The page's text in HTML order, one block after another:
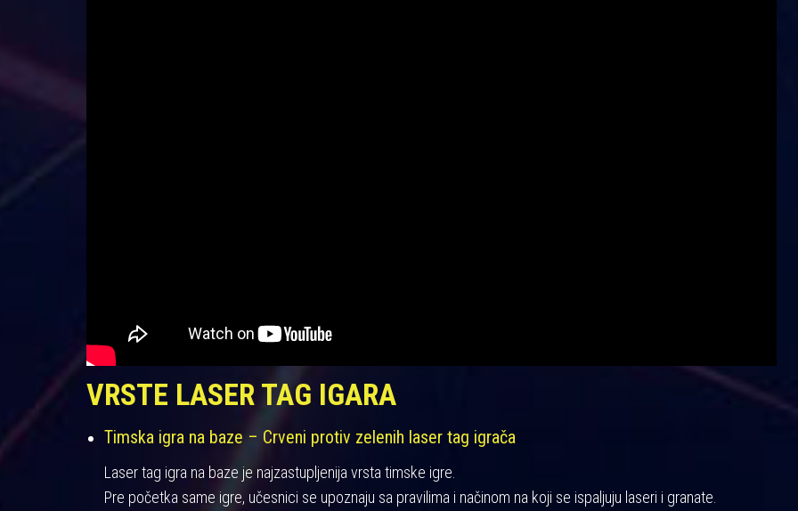
VRSTE LASER TAG IGARA
Timska igra na baze – Crveni protiv zelenih laser tag igrača
Laser tag igra na baze je najzastupljenija vrsta timske igre.
Pre početka same igre, učesnici se upoznaju sa pravilima i načinom na koji se ispaljuju laseri i granate.